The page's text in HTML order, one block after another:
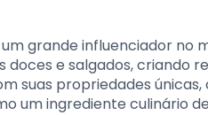
grande influenciador no
e salgados, criando
suas propriedades
um ingrediente culinário